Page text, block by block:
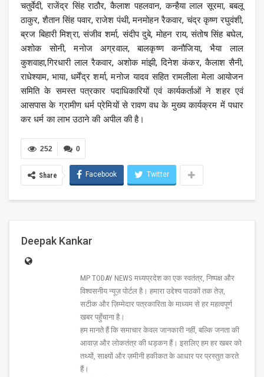
चतुर्वेदी, राजेंद्र सिंह राठौर, कैलाश पहलवान, कन्हैया लाल सूरमा, बबलू
ठाकुर, शैतान सिंह पवार, राजेश पंथी, मनमोहन रैकवार, चंद्र कृष्ण रघुवंशी,
ब्रज बिहारी मिश्रा, संजीव शर्मा, संदीप दुबे, मोहन राय, संतोष सिंह बघेल,
अशोक सोनी, मनोज अग्रवाल, बालकृष्ण कनौजिया, भैया लाल
कुशवाहा,गिरधारी लाल रैकवार, अशोक मांझी, दिनेश कंकर, कैलाश सैनी,
राधेश्याम, भाया, धर्मेंद्र शर्मा, मनोज यादव सहित रामलीला मेला आयोजन
समिति के समस्त पत्रकार पदाधिकारियों एवं कार्यकर्ताओं ने शहर एवं
आसपास के ग्रामीण धर्म प्रेमियों से रावण वध के मुख्य कार्यक्रम में पधार
कर धर्म का लाभ उठाने की अपील की है।
0
252
Share Facebook Twitter
Deepak Kankar
MP TODAY NEWS मध्यप्रदेश का एक स्वतंत्र, निष्पक्ष और
विश्वसनीय न्यूज़ पोर्टल है। हमारा उद्देश्य पाठकों तक तेज़,
सटीक और ज़िम्मेदार पत्रकारिता के माध्यम से हर महत्वपूर्ण
खबर पहुँचाना है।
हम मानते हैं कि समाचार केवल जानकारी नहीं, बल्कि जनता की
आवाज़ और लोकतंत्र की धड़कन हैं। इसलिए हम हर खबर को
तथ्यों, साक्ष्यों और ज़मीनी हकीकत के आधार पर प्रस्तुत करते
हैं।